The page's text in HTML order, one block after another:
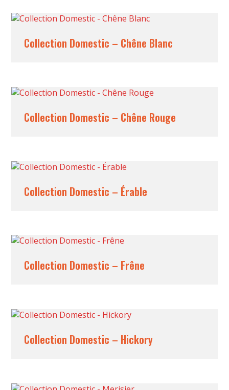
Collection Domestic – Chêne Blanc
Collection Domestic – Chêne Rouge
Collection Domestic – Érable
Collection Domestic – Frêne
Collection Domestic – Hickory